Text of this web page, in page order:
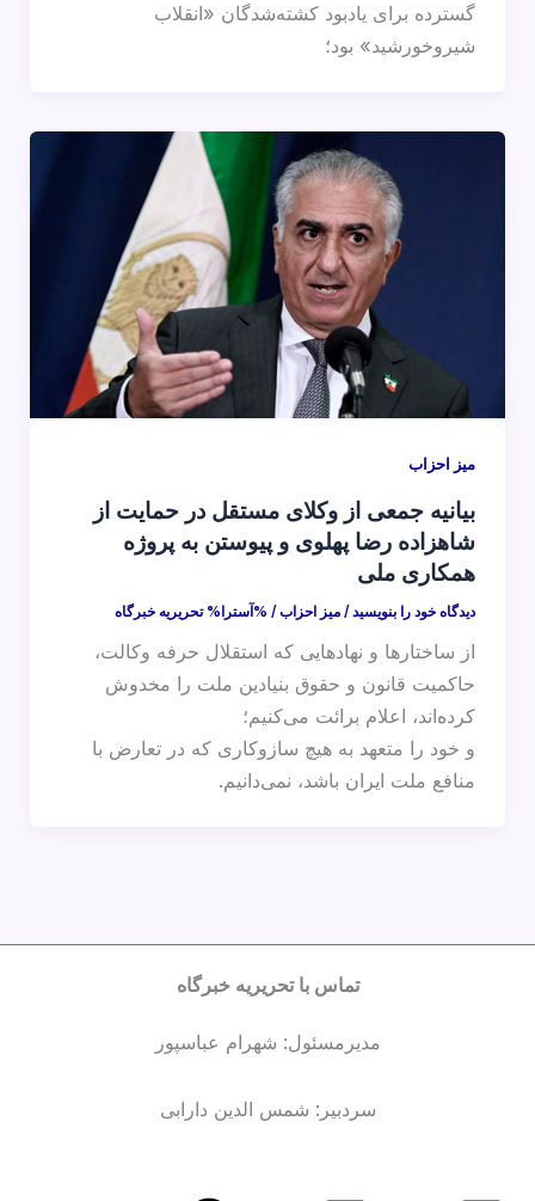
گسترده برای یادبود کشته‌شدگان «انقلاب
شیروخورشید» بود؛
میز احزاب
بیانیه جمعی از وکلای مستقل در حمایت از
شاهزاده رضا پهلوی و پیوستن به پروژه
همکاری ملی
دیدگاه‌ خود را بنویسید / میز احزاب/ %آسترا% تحریریه خبرگاه
از ساختارها و نهادهایی که استقلال حرفه وکالت،
حاکمیت قانون و حقوق بنیادین ملت را مخدوش
کرده‌اند، اعلام برائت می‌کنیم؛
و خود را متعهد به هیچ سازوکاری که در تعارض با
منافع ملت ایران باشد، نمی‌دانیم.
تماس با تحریریه خبرگاه
مدیرمسئول: شهرام عباسپور
سردبیر: شمس الدین دارابی